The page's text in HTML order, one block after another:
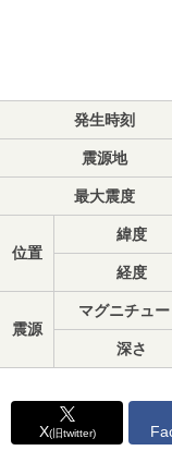
発生時刻
震源地
最大震度
位置
緯度
経度
震源
マグニチュー
深さ
X(旧twitter)